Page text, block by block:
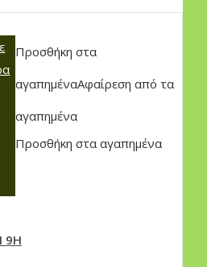
Προσθήκη στα
αγαπημέναΑφαίρεση από τα
αγαπημένα
Προσθήκη στα αγαπημένα
9H